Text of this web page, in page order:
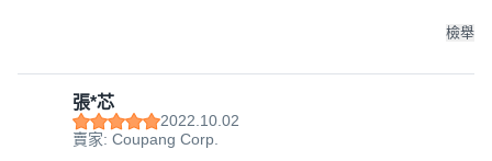
檢舉
張*芯
2022.10.02
賣家: Coupang Corp.